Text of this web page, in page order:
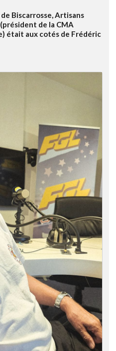
Biscarrosse, Artisans
de la CMA
était aux cotés de Frédéric